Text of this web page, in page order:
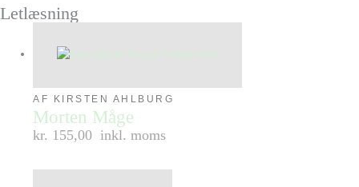
Letlæsning
AF KIRSTEN AHLBURG
Morten Måge
kr. 155,00 inkl. moms